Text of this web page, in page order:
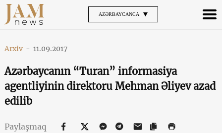
AZƏRBAYCANCA
Arxiv - 11.09.2017
Azərbaycanın “Turan” informasiya
agentliyinin direktoru Mehman Əliyev azad
edilib
Paylaşmaq